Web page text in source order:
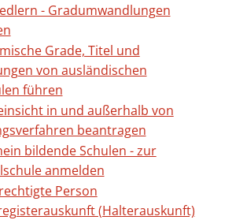
- Gradumwandlungen
Grade, Titel und
von ausländischen
führen
in und außerhalb von
beantragen
bildende Schulen - zur
anmelden
Person
(Halterauskunft)